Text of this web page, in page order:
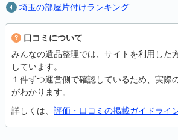
埼玉の部屋片付けランキング
口コミについて
みんなの遺品整理では、サイトを利用した
しています。
１件ずつ運営側で確認しているため、実際
がわかります。
詳しくは、 評価・口コミの掲載ガイドライ